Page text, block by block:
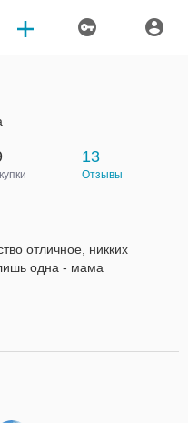
13
Отзывы
отличное, никких
одна - мама